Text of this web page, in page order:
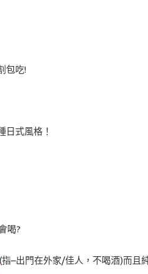
包吃!
日式風格！
喝?
(指–出門在外家/佳人，不喝酒)而且